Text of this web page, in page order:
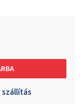
szállítás